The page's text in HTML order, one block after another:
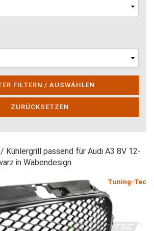
FILTERN / AUSWÄHLEN
ZURÜCKSETZEN
Kühlergrill passend für Audi A3 8V 12-
in Wabendesign
Tuning-Tec